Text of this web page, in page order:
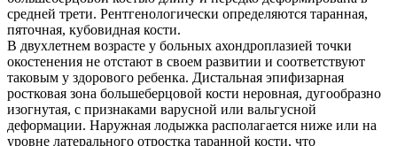
средней трети. Рентгенологически определяются таранная,
пяточная, кубовидная кости.
В двухлетнем возрасте у больных ахондроплазией точки
окостенения не отстают в своем развитии и соответствуют
таковым у здорового ребенка. Дистальная эпифизарная
ростковая зона большеберцовой кости неровная, дугообразно
изогнутая, с признаками варусной или вальгусной
деформации. Наружная лодыжка располагается ниже или на
уровне латерального отростка таранной кости, что